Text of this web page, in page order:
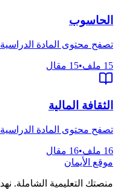
الحاسوب
تصفح محتوى المادة
15 ملف•
15 مقال
الثقافة المالية
تصفح محتوى المادة
16 ملف•
16 مقال
موقع الأيمان
منصتك التعليمية الشاملة.